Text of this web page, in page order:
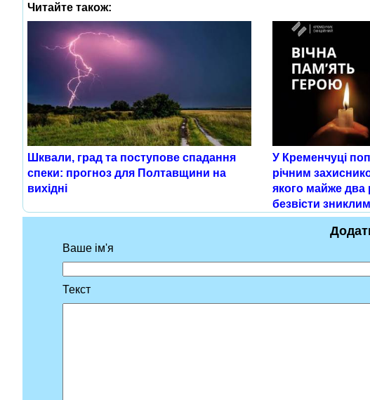
Читайте також:
Шквали, град та поступове спадання
спеки: прогноз для Полтавщини на
вихідні
У Кременчуці
річним
якого майже два
безвісти зниклим
Ваше ім'я
Текст